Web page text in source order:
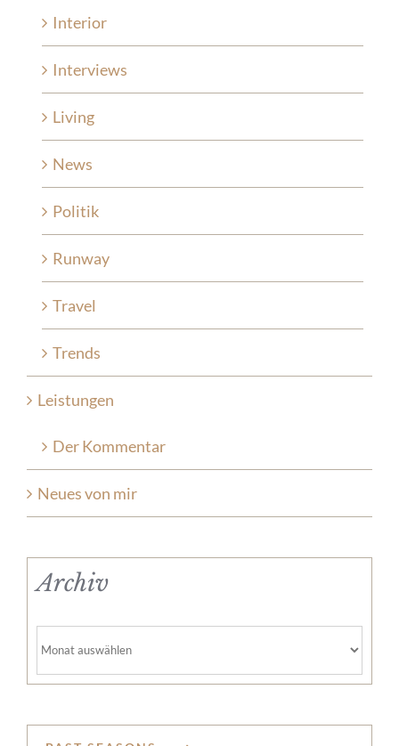
Interior
Interviews
Living
News
Politik
Runway
Travel
Trends
Leistungen
Der Kommentar
Neues von mir
Archiv